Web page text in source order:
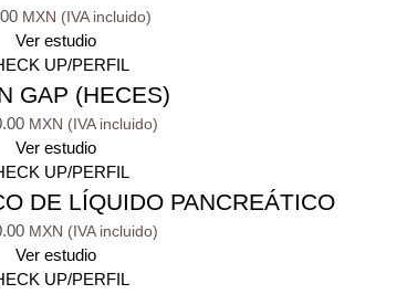
Ver estudio
UP/PERFIL
GAP (HECES)
Ver estudio
UP/PERFIL
DE LÍQUIDO PANCREÁTICO
Ver estudio
UP/PERFIL